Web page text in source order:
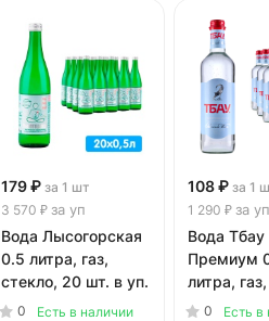
179 ₽ за 1 шт
3 570 ₽ за уп
Вода Лысогорская
0.5 литра, газ,
стекло, 20 шт. в уп.
0
Есть в наличии
108 ₽ за 1
1 290 ₽ за уп
Вода Тбау
Премиум
литра,
12 шт. в
0
Есть в